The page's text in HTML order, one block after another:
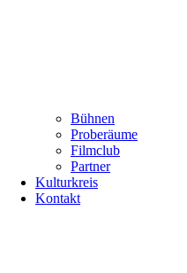
Bühnen
Proberäume
Filmclub
Partner
Kulturkreis
Kontakt